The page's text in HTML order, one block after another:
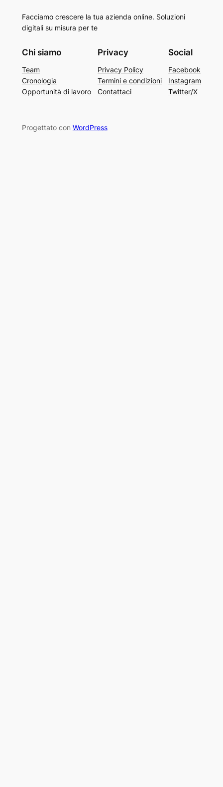
Facciamo crescere la tua azienda online. Soluzioni
digitali su misura per te
Chi siamo
Team
Cronologia
Opportunità di lavoro
Privacy
Privacy Policy
Termini e condizioni
Contattaci
Social
Facebook
Instagram
Twitter/X
Progettato con WordPress